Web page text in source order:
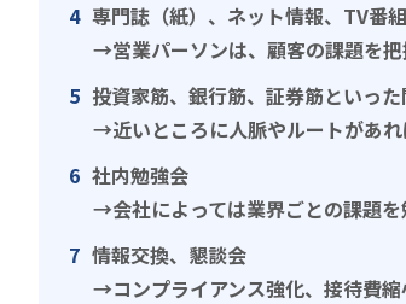
専門誌（紙）、ネット情報、TV番
→営業パーソンは、顧客の課題を
投資家筋、銀行筋、証券筋といっ
→近いところに人脈やルートがあ
社内勉強会
→会社によっては業界ごとの課題
情報交換、懇談会
→コンプライアンス強化、接待費